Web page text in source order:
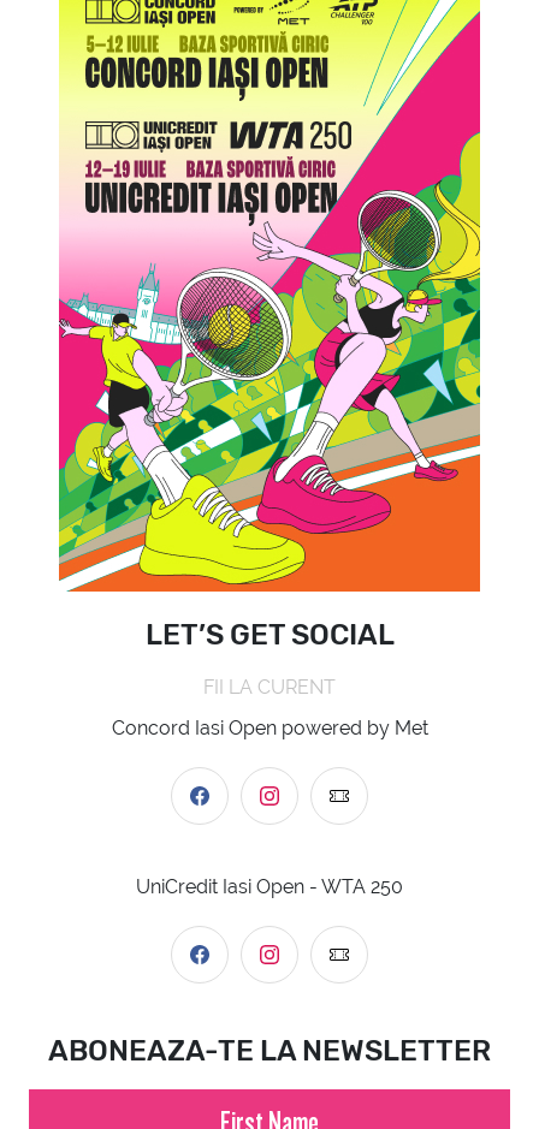
LET’S GET SOCIAL
FII LA CURENT
Concord Iasi Open powered by Met
UniCredit Iasi Open - WTA 250
ABONEAZA-TE LA NEWSLETTER